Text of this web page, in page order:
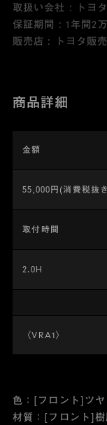
取扱い会社 : トヨ
保証期間 : 1年間2
販売店 : トヨタ販
商品詳細
金額
55,000円(消費税抜
取付時間
2.0H
〈VRA1〉
色：[フロント]ツ
材質：[フロント]